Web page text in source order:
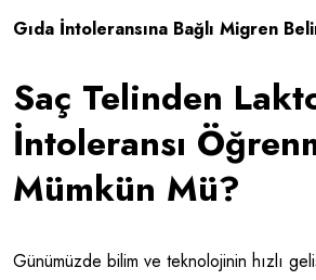
Gıda İntoleransına Bağlı Migren
Saç Telinden
İntoleransı
Mümkün Mü?
Günümüzde bilim ve teknolojinin hızlı